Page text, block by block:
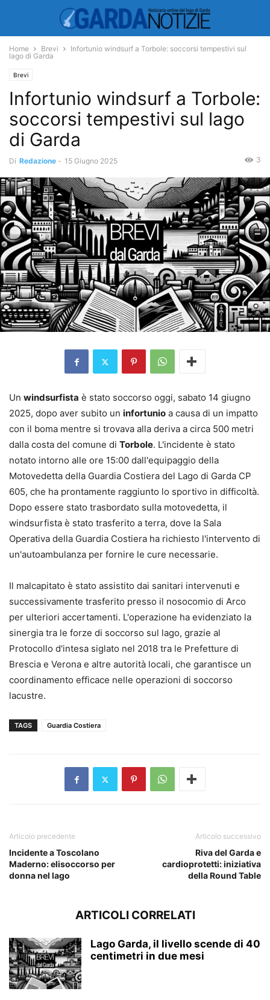
Home Brevi
Infortunio windsurf a Torbole: soccorsi tempestivi sul
lago di Garda
Brevi
Infortunio windsurf a Torbole:
soccorsi tempestivi sul lago
di Garda
Di Redazione - 15 Giugno 2025 3
Un windsurfista è stato soccorso oggi, sabato 14 giugno
2025, dopo aver subito un infortunio a causa di un impatto
con il boma mentre si trovava alla deriva a circa 500 metri
dalla costa del comune di Torbole. L'incidente è stato
notato intorno alle ore 15:00 dall'equipaggio della
Motovedetta della Guardia Costiera del Lago di Garda CP
605, che ha prontamente raggiunto lo sportivo in difficoltà.
Dopo essere stato trasbordato sulla motovedetta, il
windsurfista è stato trasferito a terra, dove la Sala
Operativa della Guardia Costiera ha richiesto l'intervento di
un'autoambulanza per fornire le cure necessarie.
Il malcapitato è stato assistito dai sanitari intervenuti e
successivamente trasferito presso il nosocomio di Arco
per ulteriori accertamenti. L'operazione ha evidenziato la
sinergia tra le forze di soccorso sul lago, grazie al
Protocollo d'intesa siglato nel 2018 tra le Prefetture di
Brescia e Verona e altre autorità locali, che garantisce un
coordinamento efficace nelle operazioni di soccorso
lacustre.
TAGS Guardia Costiera
Articolo precedente
Incidente a Toscolano
Maderno: elisoccorso per
donna nel lago
Articolo successivo
Riva del Garda e
cardioprotetti: iniziativa
della Round Table
ARTICOLI CORRELATI
Lago Garda, il livello scende di 40
centimetri in due mesi